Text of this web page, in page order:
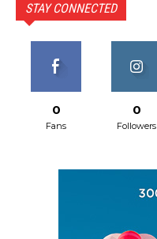
STAY CONNECTED
0
Fans
0
Followers